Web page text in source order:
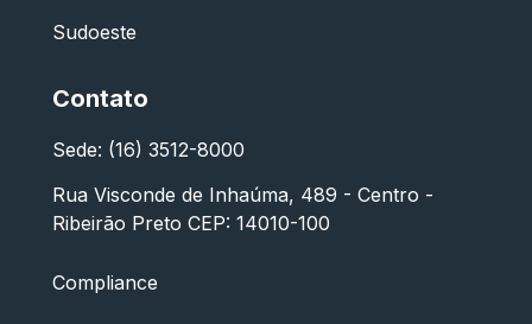
Sudoeste
Contato
Sede: (16) 3512-8000
Rua Visconde de Inhaúma, 489 - Centro -
Ribeirão Preto CEP: 14010-100
Compliance